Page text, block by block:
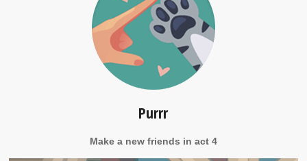
Purrr
Make a new friends in act 4